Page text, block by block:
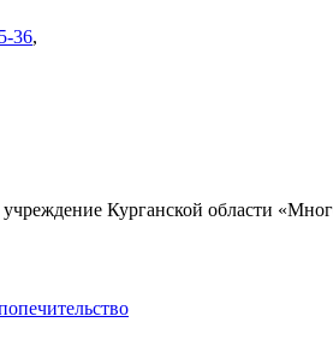
36,
учреждение Курганской области